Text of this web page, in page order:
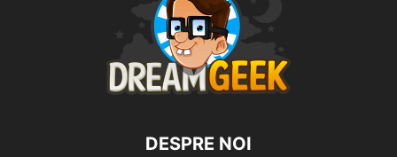
DESPRE NOI